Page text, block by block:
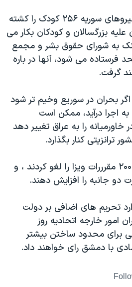
در گزارش گفته می شد نیروهای سوریه ۲۵۶ کودک را کشته
بزرگسالان و کودکان بکار می
به شورای حقوق بشر و مجمع
فرستاده می شود، آنها در باره
گرفت.
بحران در سوریع وخیم تر شود
اجرا درآید، ممکن است
را به عراق تغییر دهد
ترانزیتی کنار بگذارد.
ترکیه و سوریه در سال ۲۰۰۹ مقرررات ویزا را لغو کردند ، و
دو جانبه را افزایش دهند.
تحریم های اضافی بر دولت
امور خارجه اتحادیه روز
برای محدود ساختن بیشتر
با دمشق رای خواهند داد.